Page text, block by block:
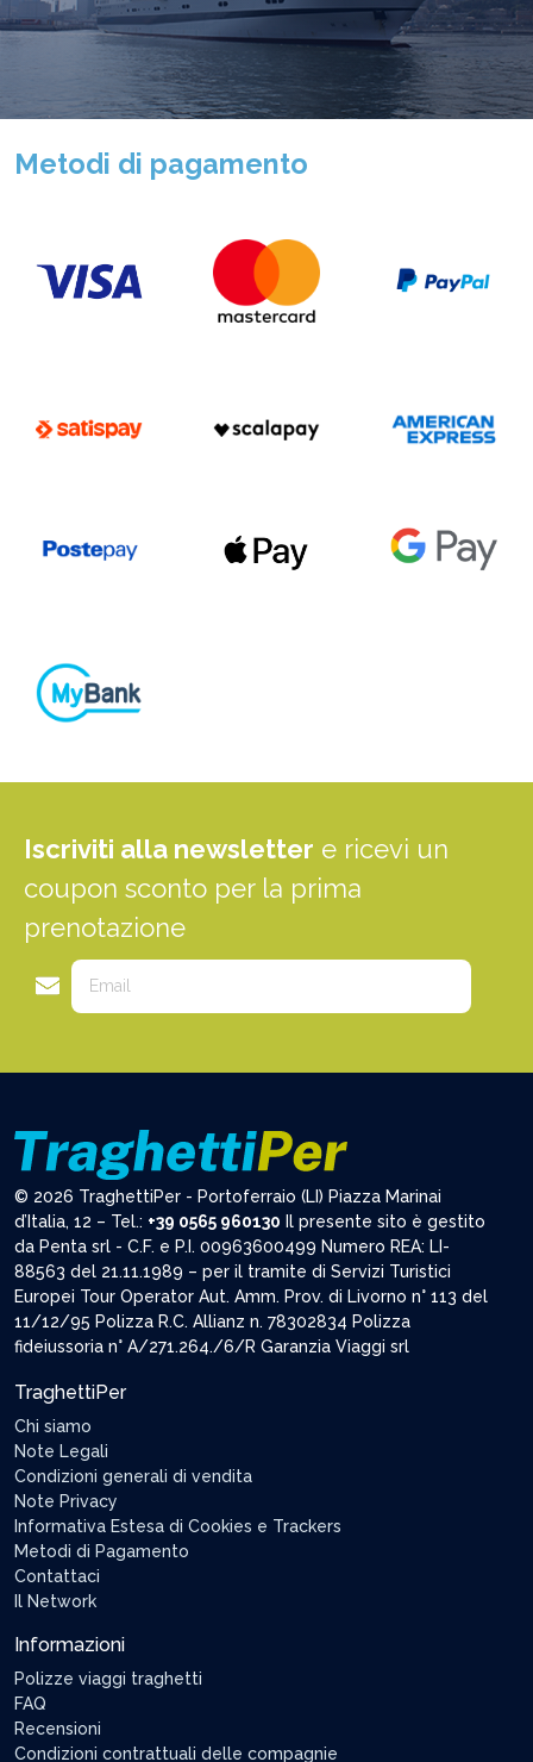
Metodi di pagamento
Iscriviti alla newsletter e ricevi un
coupon sconto per la prima
prenotazione
© 2026 TraghettiPer - Portoferraio (LI) Piazza Marinai
d’Italia, 12 – Tel.: +39 0565 960130 Il presente sito è gestito
da Penta srl - C.F. e P.I. 00963600499 Numero REA: LI-
88563 del 21.11.1989 – per il tramite di Servizi Turistici
Europei Tour Operator Aut. Amm. Prov. di Livorno n° 113 del
11/12/95 Polizza R.C. Allianz n. 78302834 Polizza
fideiussoria n° A/271.264./6/R Garanzia Viaggi srl
TraghettiPer
Chi siamo
Note Legali
Condizioni generali di vendita
Note Privacy
Informativa Estesa di Cookies e Trackers
Metodi di Pagamento
Contattaci
Il Network
Informazioni
Polizze viaggi traghetti
FAQ
Recensioni
Condizioni contrattuali delle compagnie